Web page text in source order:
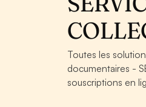
Toutes les
documentaires -
souscriptions en